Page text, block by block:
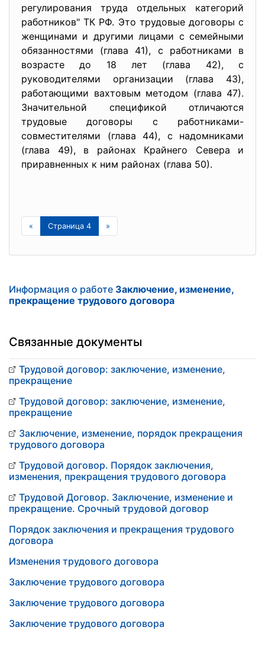
регулирования труда отдельных категорий
работников" ТК РФ. Это трудовые договоры с
женщинами и другими лицами с семейными
обязанностями (глава 41), с работниками в
возрасте до 18 лет (глава 42), с
руководителями организации (глава 43),
работающими вахтовым методом (глава 47).
Значительной спецификой отличаются
трудовые договоры с работниками-
совместителями (глава 44), с надомниками
(глава 49), в районах Крайнего Севера и
приравненных к ним районах (глава 50).
« Страница 4 »
Информация о работе Заключение, изменение,
прекращение трудового договора
Связанные документы
Трудовой договор: заключение, изменение,
прекращение
Трудовой договор: заключение, изменение,
прекращение
Заключение, изменение, порядок прекращения
трудового договора
Трудовой договор. Порядок заключения,
изменения, прекращения трудового договора
Трудовой Договор. Заключение, изменение и
прекращение. Срочный трудовой договор
Порядок заключения и прекращения трудового
договора
Изменения трудового договора
Заключение трудового договора
Заключение трудового договора
Заключение трудового договора